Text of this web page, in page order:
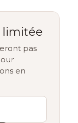
limitée
pas
en